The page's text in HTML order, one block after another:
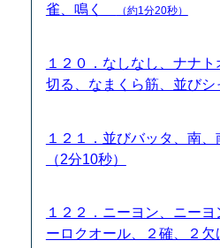
雀、鳴く
（約1分20秒）
１２０．なしなし、ナナ
切る、なまくら筋、並び
１２１．並びバッタ、南
（2分10秒）
１２２．ニーヨン、ニー
ーロクオール、２確、２